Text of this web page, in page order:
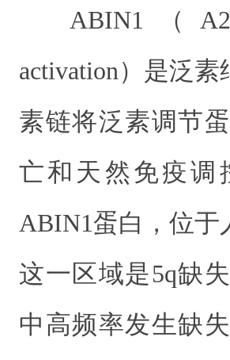
ABIN1（
activation）是泛素
素链将泛素调节
亡和天然免疫调
ABIN1蛋白， 位于
这一区域是5q缺
中高频率发生缺